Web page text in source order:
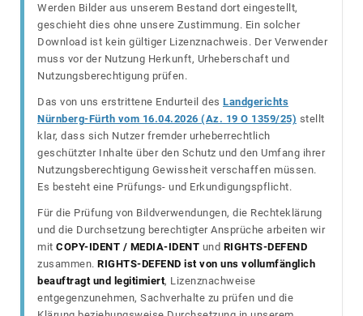
Werden Bilder aus unserem Bestand dort eingestellt,
geschieht dies ohne unsere Zustimmung. Ein solcher
Download ist kein gültiger Lizenznachweis. Der Verwender
muss vor der Nutzung Herkunft, Urheberschaft und
Nutzungsberechtigung prüfen.
Das von uns erstrittene Endurteil des Landgerichts
Nürnberg-Fürth vom 16.04.2026 (Az. 19 O 1359/25) stellt
klar, dass sich Nutzer fremder urheberrechtlich
geschützter Inhalte über den Schutz und den Umfang ihrer
Nutzungsberechtigung Gewissheit verschaffen müssen.
Es besteht eine Prüfungs- und Erkundigungspflicht.
Für die Prüfung von Bildverwendungen, die Rechteklärung
und die Durchsetzung berechtigter Ansprüche arbeiten wir
mit COPY-IDENT / MEDIA-IDENT und RIGHTS-DEFEND
zusammen. RIGHTS-DEFEND ist von uns vollumfänglich
beauftragt und legitimiert, Lizenznachweise
entgegenzunehmen, Sachverhalte zu prüfen und die